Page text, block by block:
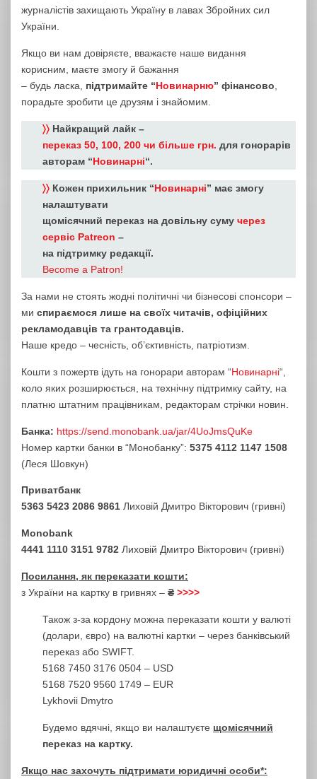
журналістів захищають Україну в лавах Збройних сил
України.
Якщо ви нам довіряєте, вважаєте наше видання
корисним, маєте змогу й бажання
– будь ласка, підтримайте “Новинарню” фінансово
порадьте зробити це друзям і знайомим.
〉〉 Найкращий лайк –
переказ 50, 100, 200 чи більше грн. для гонорарів
авторам “Новинарні“.
〉〉 Кожен прихильник “Новинарні” має змогу
налаштувати
щомісячний переказ на довільну суму через
сервіс Patreon –
на підтримку редакції.
Become a Patron!
За нами не стоять жодні політичні чи бізнесові спонсори –
ми спираємося лише на своїх читачів, офіційних
рекламодавців та грантодавців.
Наше кредо – чесність, об’єктивність, патріотизм.
Кошти з пожертв ідуть на гонорари авторам “Новинарні“,
коло яких розширюється, на технічну підтримку сайту, на
платню штатним працівникам, редакторам стрічки новин.
Банка: https://send.monobank.ua/jar/4UoJmsQuKe
Номер картки банки в “Монобанку”: 5375 4112 1147 1508
(Леся Шовкун)
Приватбанк
5363 5423 2086 9861 Лиховій Дмитро Вікторович (гривні)
Monobank
4441 1110 3151 9782 Лиховій Дмитро Вікторович (гривні)
Посилання, як переказати кошти:
з України на картку в гривнях – ₴ >>>>
Також з-за кордону можна переказати кошти у валюті
(долари, євро) на валютні картки – через банківський
переказ або SWIFT.
5168 7450 3176 0504 – USD
5168 7520 9560 1749 – EUR
Lykhovii Dmytro
Будемо вдячні, якщо ви налаштуєте щомісячний
переказ на картку.
Якщо нас захочуть підтримати юридичні особи*: